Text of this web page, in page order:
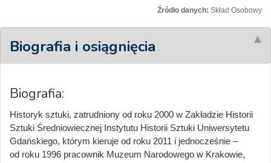
Źródło danych: Skład Osobowy
Biografia i osiągnięcia
Biografia:
Historyk sztuki, zatrudniony od roku 2000 w Zakładzie Historii
Sztuki Średniowiecznej Instytutu Historii Sztuki Uniwersytetu
Gdańskiego, którym kieruje od roku 2011 i jednocześnie –
od roku 1996 pracownik Muzeum Narodowego w Krakowie,